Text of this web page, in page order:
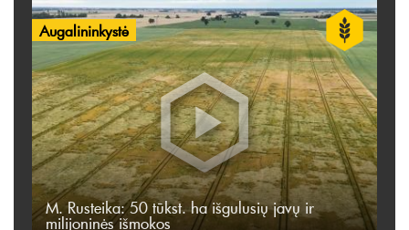
Augalininkystė
M. Rusteika: 50 tūkst. ha išgulusių javų ir
milijoninės išmokos